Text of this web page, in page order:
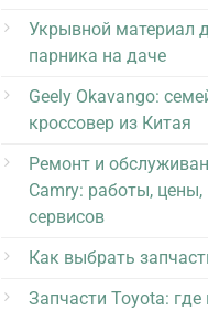
Укрывной материал
парника на даче
Geely Okavango:
кроссовер из Китая
Ремонт и
Camry: работы, цены,
сервисов
Как выбрать
Запчасти Toyota: где